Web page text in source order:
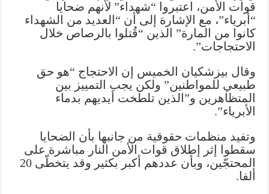
قوات الأمن، اعتبروا “شهداء” لأنهم ضحايا
“أبرياء”، مع الإشارة إلى أن “العديد من الشهداء
كانوا من المارة” الذين “قُتلوا بالرصاص خلال
الاحتجاجات”.
وقال بيزشكيان الخميس إن الاحتجاج “هو حق
طبيعي للمواطنين” ولكن يجب التمييز بين
المتظاهرين و”الذين تلطخت أيديهم بدماء
الأبرياء”.
وتفيد منظمات حقوقية من جانبها بأن الضحايا
سقطوا إثر إطلاق قوات الأمن النار مباشرة على
المحتجّين، وبأن عددهم أكبر بكثير وقد يتخطّى 20
ألفا.